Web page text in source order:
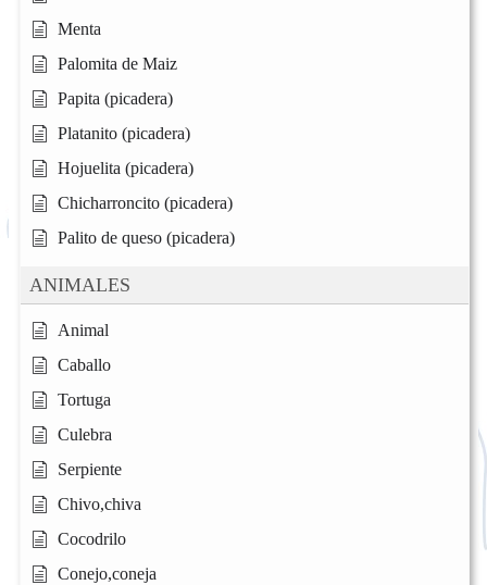
Menta
Palomita de Maiz
Papita (picadera)
Platanito (picadera)
Hojuelita (picadera)
Chicharroncito (picadera)
Palito de queso (picadera)
ANIMALES
Animal
Caballo
Tortuga
Culebra
Serpiente
Chivo,chiva
Cocodrilo
Conejo,coneja